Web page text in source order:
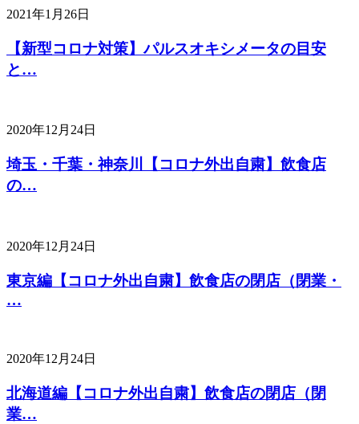
2021年1月26日
【新型コロナ対策】パルスオキシメータの目安
と…
2020年12月24日
埼玉・千葉・神奈川【コロナ外出自粛】飲食店
の…
2020年12月24日
東京編【コロナ外出自粛】飲食店の閉店（閉業・
…
2020年12月24日
北海道編【コロナ外出自粛】飲食店の閉店（閉
業…